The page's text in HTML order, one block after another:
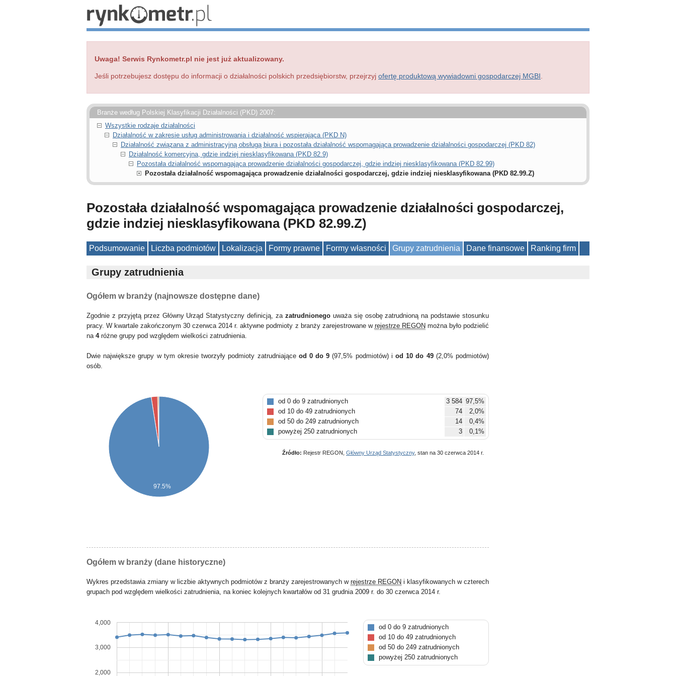
Uwaga! Serwis Rynkometr.pl nie jest już aktualizowany.
Jeśli potrzebujesz dostępu do informacji o działalności polskich przedsiębiorstw, przejrzyj ofertę produktową wywiadowni gospodarczej MGBI
Branże według Polskiej Klasyfikacji Działalności (PKD) 2007:
Wszystkie rodzaje działalności
Działalność w zakresie usług administrowania i działalność wspierająca (PKD N)
Działalność związana z administracyjną obsługą biura i pozostała działalność wspomagająca prowadzenie działalności gospodarczej (PKD 82)
Działalność komercyjna, gdzie indziej niesklasyfikowana (PKD 82.9)
Pozostała działalność wspomagająca prowadzenie działalności gospodarczej, gdzie indziej niesklasyfikowana (PKD 82.99)
Pozostała działalność wspomagająca prowadzenie działalności gospodarczej, gdzie indziej niesklasyfikowana (PKD 82.99.Z)
Pozostała działalność wspomagająca prowadzenie działalności gospodarczej,
gdzie indziej niesklasyfikowana (PKD 82.99.Z)
Podsumowanie Liczba podmiotów Lokalizacja Formy prawne Formy własności Grupy zatrudnienia Dane finansowe Ranking firm
Grupy zatrudnienia
Ogółem w branży (najnowsze dostępne dane)
Zgodnie z przyjętą przez Główny Urząd Statystyczny definicją, za zatrudnionegouważa się osobę zatrudnioną na podstawie stosunku
pracy. W kwartale zakończonym 30 czerwca 2014 r. aktywne podmioty z branży zarejestrowane w rejestrze REGON można było podzielić
na 4różne grupy pod względem wielkości zatrudnienia.
Dwie największe grupy w tym okresie tworzyły podmioty zatrudniające od 0 do 9(97,5% podmiotów) iod 10 do 49 (2,0% podmiotów)
osób.
97.5%
od 0 do 9 zatrudnionych 3 584 97,5%
od 10 do 49 zatrudnionych
74
2,0%
od 50 do 249 zatrudnionych
14
0,4%
powyżej 250 zatrudnionych
3 0,1%
Źródło: Rejestr REGON, Główny Urząd Statystyczny, stan na 30 czerwca 2014 r.
Ogółem w branży (dane historyczne)
Wykres przedstawia zmiany w liczbie aktywnych podmiotów z branży zarejestrowanych w rejestrze REGON i klasyfikowanych w czterech
grupach pod względem wielkości zatrudnienia, na koniec kolejnych kwartałów od 31 grudnia 2009 r. do 30 czerwca 2014 r.
2,000
3,000
4,000
od 0 do 9 zatrudnionych
od 10 do 49 zatrudnionych
od 50 do 249 zatrudnionych
powyżej 250 zatrudnionych